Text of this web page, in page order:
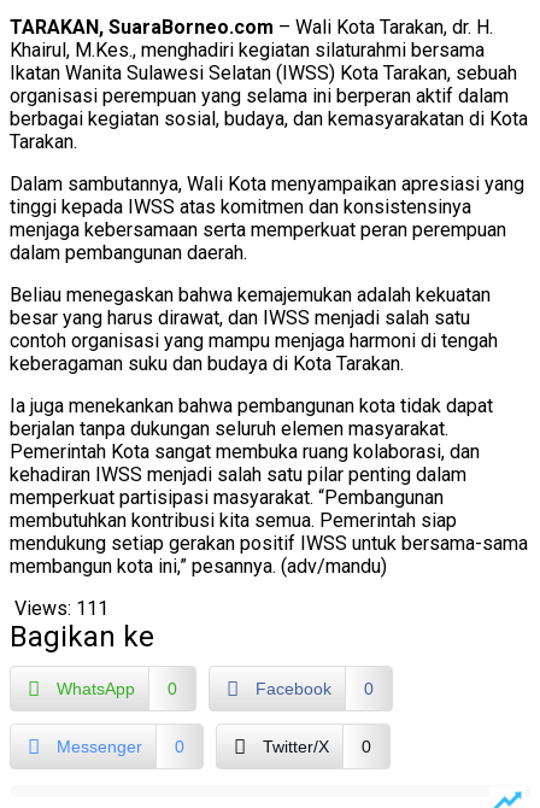
TARAKAN, SuaraBorneo.com – Wali Kota Tarakan, dr. H.
Khairul, M.Kes., menghadiri kegiatan silaturahmi bersama
Ikatan Wanita Sulawesi Selatan (IWSS) Kota Tarakan, sebuah
organisasi perempuan yang selama ini berperan aktif dalam
berbagai kegiatan sosial, budaya, dan kemasyarakatan di Kota
Tarakan.
Dalam sambutannya, Wali Kota menyampaikan apresiasi yang
tinggi kepada IWSS atas komitmen dan konsistensinya
menjaga kebersamaan serta memperkuat peran perempuan
dalam pembangunan daerah.
Beliau menegaskan bahwa kemajemukan adalah kekuatan
besar yang harus dirawat, dan IWSS menjadi salah satu
contoh organisasi yang mampu menjaga harmoni di tengah
keberagaman suku dan budaya di Kota Tarakan.
Ia juga menekankan bahwa pembangunan kota tidak dapat
berjalan tanpa dukungan seluruh elemen masyarakat.
Pemerintah Kota sangat membuka ruang kolaborasi, dan
kehadiran IWSS menjadi salah satu pilar penting dalam
memperkuat partisipasi masyarakat. “Pembangunan
membutuhkan kontribusi kita semua. Pemerintah siap
mendukung setiap gerakan positif IWSS untuk bersama-sama
membangun kota ini,” pesannya. (adv/mandu)
Views: 111
Bagikan ke
WhatsApp 0 Facebook 0
Messenger 0 Twitter/X 0